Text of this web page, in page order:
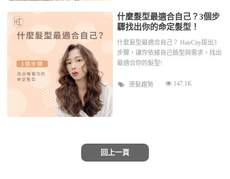
什麼髮型最適合自己？3個步
驟找出你的命定髮型！
什麼髮型最適合自己？ HairCity提出3
步驟，讓你依據自己臉型與需求，找出
最適合你的髮型!
燙髮趨勢 147.1K
回上一頁